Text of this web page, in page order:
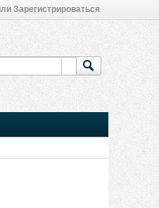
Зарегистрироваться